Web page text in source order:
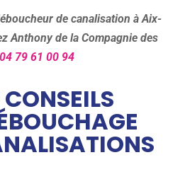
de canalisation à Aix-
Anthony de la Compagnie des
04 79 61 00 94